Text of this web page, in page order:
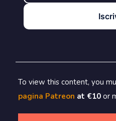
To view this content, you
pagina Patreon at €10 or